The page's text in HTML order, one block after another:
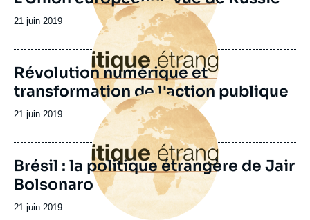
Date
publication
21 juin 2019
Image
principale
Révolution numérique et
transformation de l'action publique
Date
publication
21 juin 2019
Image
principale
Brésil : la politique étrangère de Jair
Bolsonaro
Date
21 juin 2019